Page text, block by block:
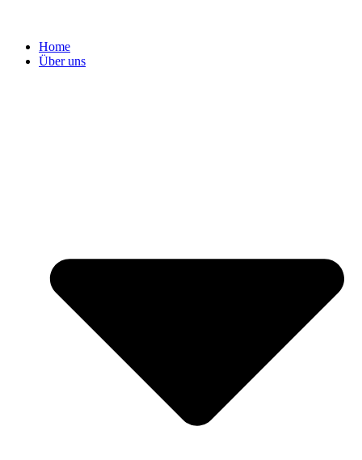
Home
Über uns